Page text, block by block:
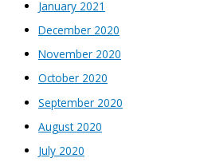
January 2021
December 2020
November 2020
October 2020
September 2020
August 2020
July 2020